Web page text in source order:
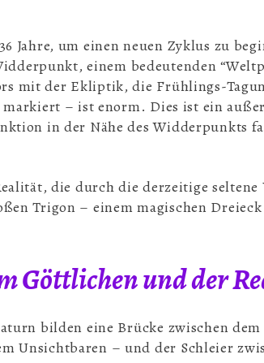
Jahre, um einen neuen Zyklus zu
einem bedeutenden
mit der Ekliptik, die Frühlings-
markiert – ist enorm. Dies ist ein
in der Nähe des Widderpunkts
die durch die derzeitige
Trigon – einem magischen
Göttlichen und der
bilden eine Brücke zwischen
Unsichtbaren – und der Schleier